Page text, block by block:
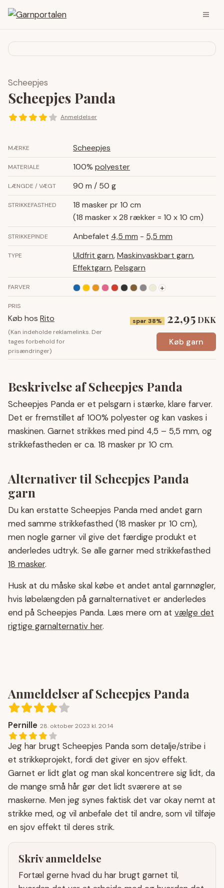
Scheepjes
Scheepjes Panda
Anmeldelser
MÆRKE Scheepjes
MATERIALE 100% polyester
LÆNGDE / VÆGT 90 m / 50 g
STRIKKEFASTHED
18 masker pr 10 cm
(18 masker x 28 rækker = 10 x 10 cm)
STRIKKEPINDE Anbefalet 4,5 mm - 5,5 mm
TYPE Uldfrit garn,Maskinvaskbart garn,
Effektgarn,Pelsgarn
FARVER +
PRIS
Køb hos Rito spar 38% 22,95 DKK
(Kan indeholde reklamelinks. Der
tages forbehold for
prisændringer)
Køb garn
Beskrivelse af Scheepjes Panda
Scheepjes Panda er et pelsgarn i stærke, klare farver.
Det er fremstillet af 100% polyester og kan vaskes i
maskinen. Garnet strikkes med pind 4,5 – 5,5 mm, og
strikkefastheden er ca. 18 masker pr 10 cm.
Alternativer til Scheepjes Panda
garn
Du kan erstatte Scheepjes Panda med andet garn
med samme strikkefasthed (18 masker pr 10 cm),
men nogle garner vil give det færdige produkt et
anderledes udtryk. Se alle garner med strikkefasthed
18 masker.
Husk at du måske skal købe et andet antal garnnøgler,
hvis løbelængden på garnalternativet er anderledes
end på Scheepjes Panda. Læs mere om at vælge det
rigtige garnalternativ her.
Anmeldelser af Scheepjes Panda
Pernille 28. oktober 2023 kl. 20:14
Jeg har brugt Scheepjes Panda som detalje/stribe i
et strikkeprojekt, fordi det giver en sjov effekt.
Garnet er lidt glat og man skal koncentrere sig lidt, da
de mange små hår gør det lidt sværere at se
maskerne. Men jeg synes faktisk det var okay nemt at
strikke med, og vil anbefale det til andre, som vil tilføje
en sjov effekt til deres strik.
Skriv anmeldelse
Fortæl gerne hvad du har brugt garnet til,